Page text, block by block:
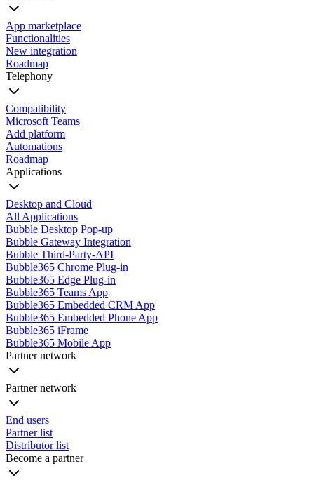
App marketplace
Functionalities
New integration
Roadmap
Telephony
Compatibility
Microsoft Teams
Add platform
Automations
Roadmap
Applications
Desktop and Cloud
All Applications
Bubble Desktop Pop-up
Bubble Gateway Integration
Bubble Third-Party-API
Bubble365 Chrome Plug-in
Bubble365 Edge Plug-in
Bubble365 Teams App
Bubble365 Embedded CRM App
Bubble365 Embedded Phone App
Bubble365 iFrame
Bubble365 Mobile App
Partner network
Partner network
End users
Partner list
Distributor list
Become a partner